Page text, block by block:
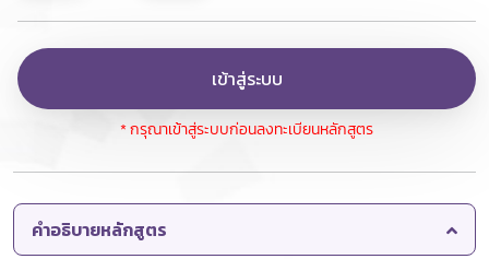
คำอธิบายหลักสูตร
เข้าสู่ระบบ
* กรุณาเข้าสู่ระบบก่อนลงทะเบียนหลักสูตร